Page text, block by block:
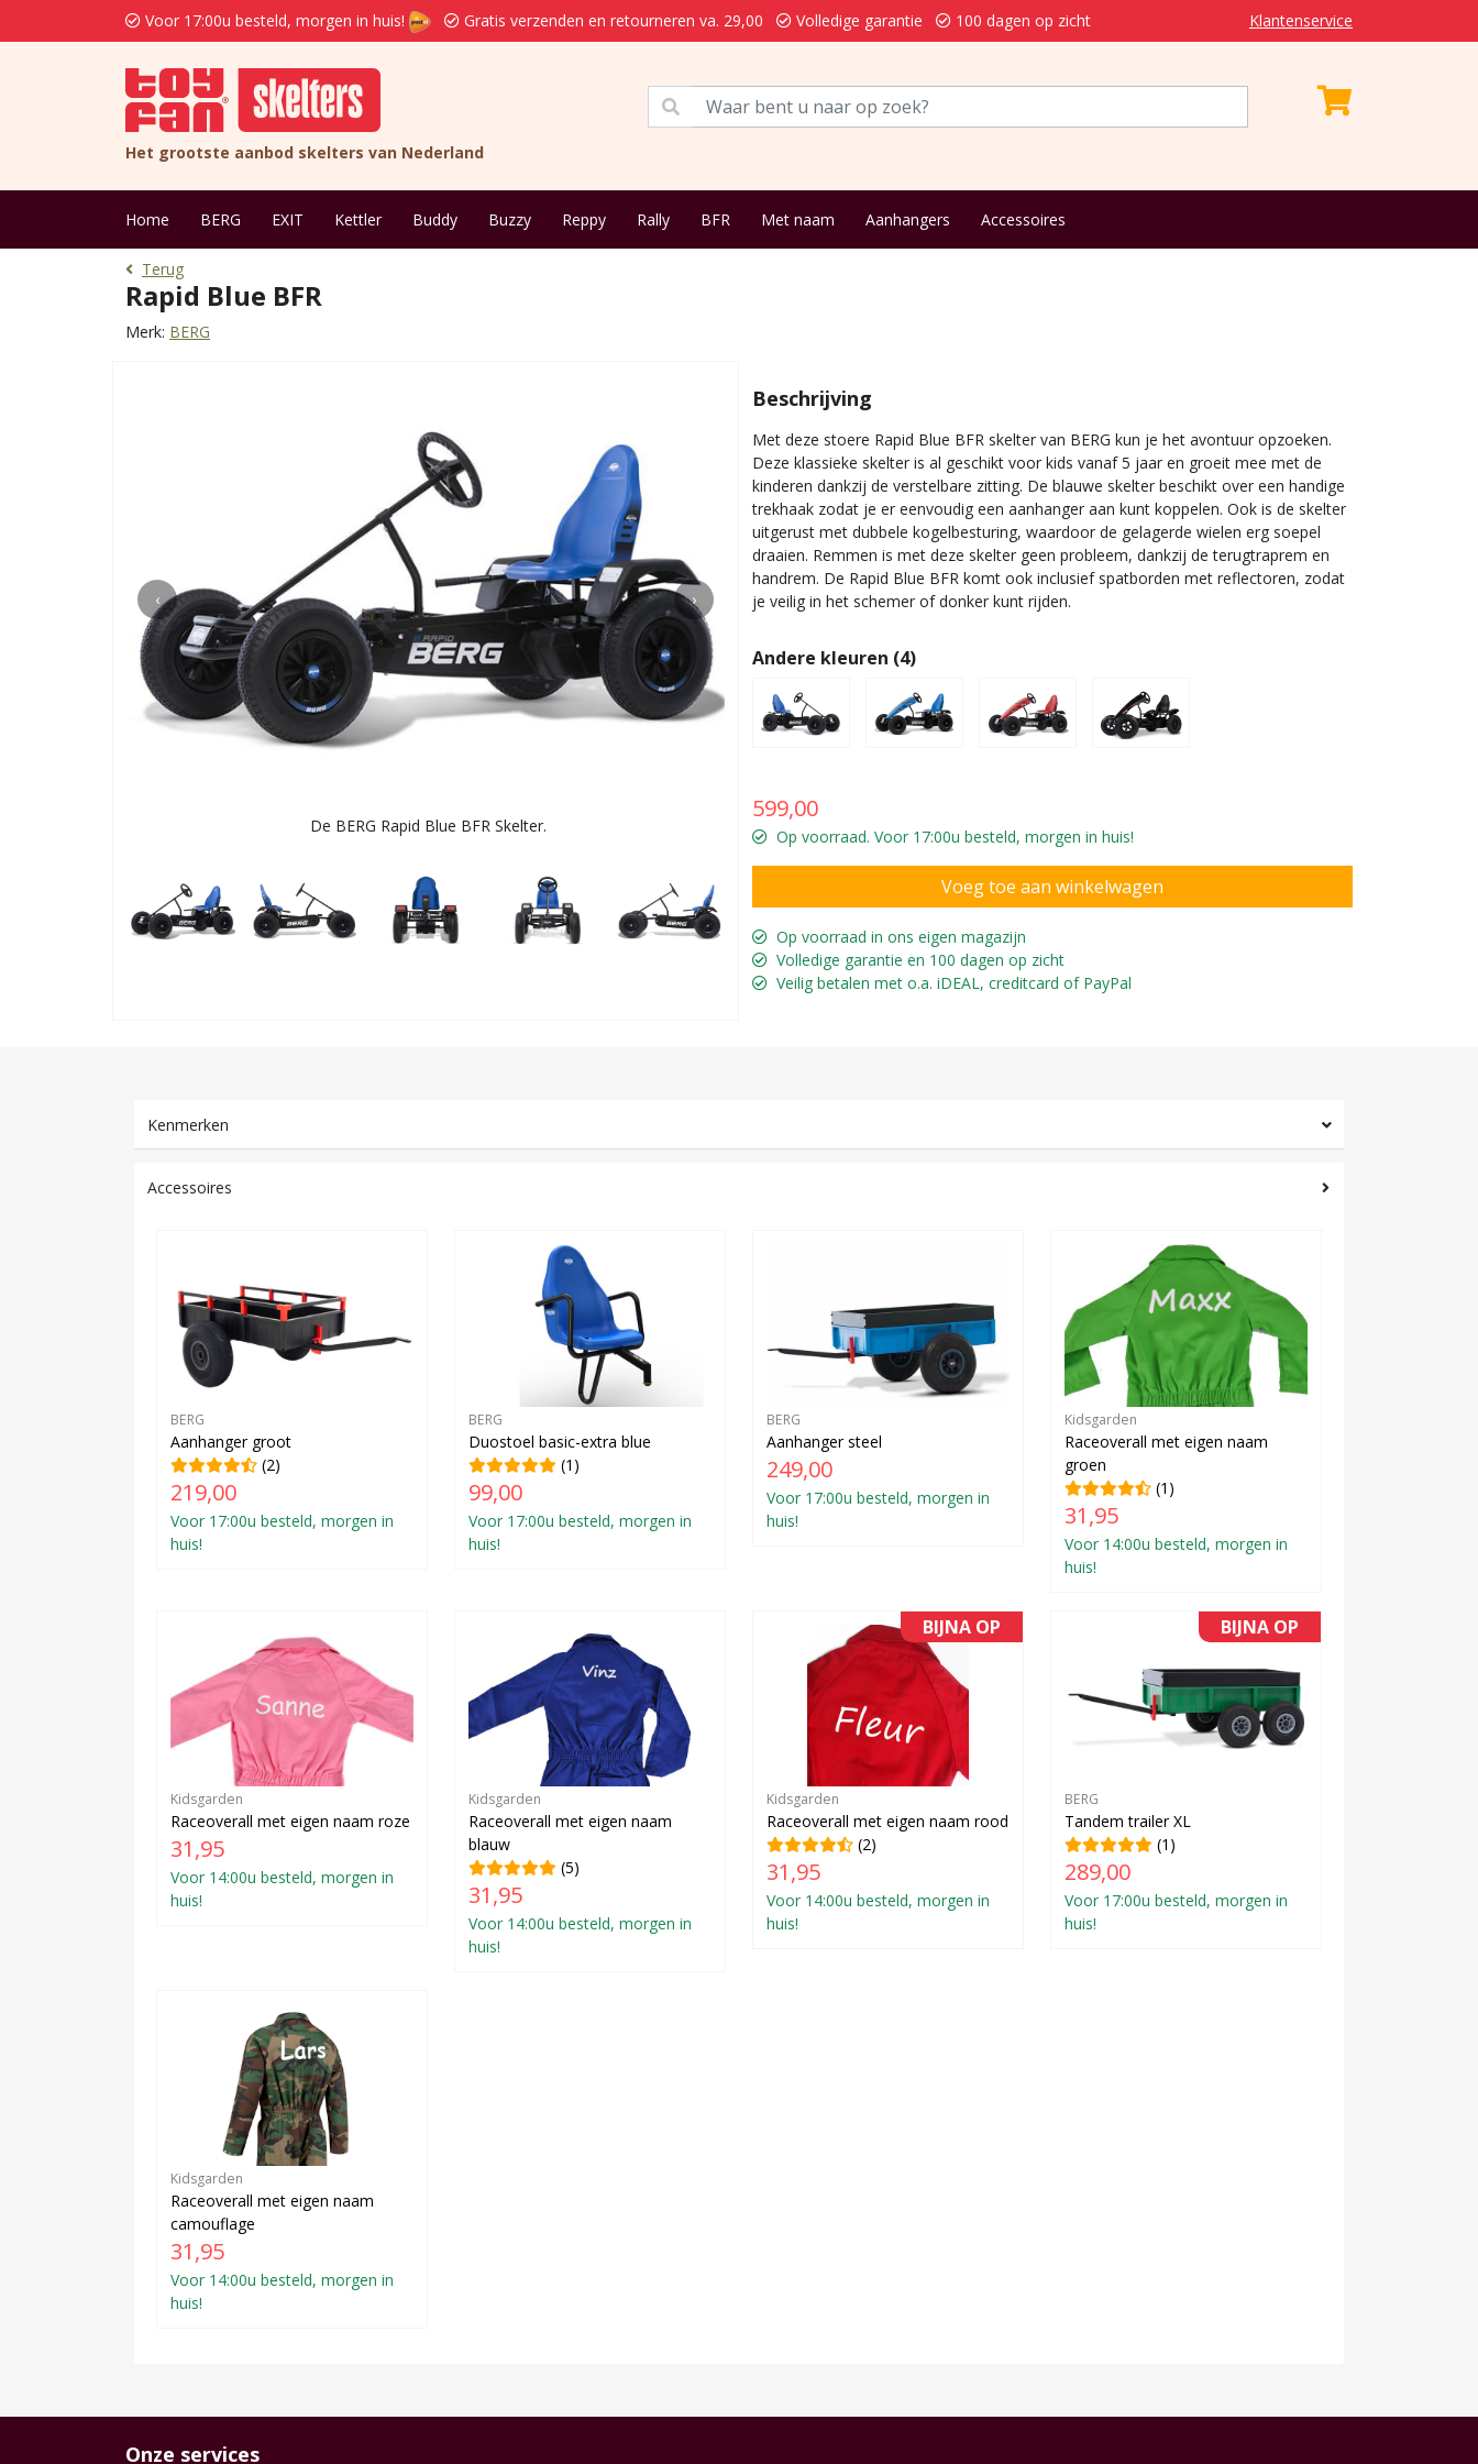
Voor 17:00u besteld, morgen in huis! Gratis verzenden en retourneren va. 29,00 Volledige garantie 100 dagen op zicht Klantenservice
Het grootste aanbod skelters van Nederland
Home BERG EXIT Kettler Buddy Buzzy Reppy Rally BFR Met naam Aanhangers Accessoires
Terug
Rapid Blue BFR
Merk: BERG
‹ ›
De BERG Rapid Blue BFR Skelter. Met gelagerde luchtbanden.
Beschrijving
Met deze stoere Rapid Blue BFR skelter van BERG kun je het avontuur opzoeken.
Deze klassieke skelter is al geschikt voor kids vanaf 5 jaar en groeit mee met de
kinderen dankzij de verstelbare zitting. De blauwe skelter beschikt over een handige
trekhaak zodat je er eenvoudig een aanhanger aan kunt koppelen. Ook is de skelter
uitgerust met dubbele kogelbesturing, waardoor de gelagerde wielen erg soepel
draaien. Remmen is met deze skelter geen probleem, dankzij de terugtraprem en
handrem. De Rapid Blue BFR komt ook inclusief spatborden met reflectoren, zodat
je veilig in het schemer of donker kunt rijden.
Andere kleuren (4)
599,00
Op voorraad. Voor 17:00u besteld, morgen in huis!
Op voorraad in ons eigen magazijn
Volledige garantie en 100 dagen op zicht
Veilig betalen met o.a. iDEAL, creditcard of PayPal
Kenmerken
Accessoires
BERG
Aanhanger groot
(2)
219,00
Voor 17:00u besteld, morgen in
huis!
BERG
Duostoel basic-extra blue
(1)
99,00
Voor 17:00u besteld, morgen in
huis!
BERG
Aanhanger steel
249,00
Voor 17:00u besteld, morgen in
huis!
Kidsgarden
Raceoverall met eigen naam
groen
(1)
31,95
Voor 14:00u besteld, morgen in
huis!
Kidsgarden
Raceoverall met eigen naam roze
31,95
Voor 14:00u besteld, morgen in
huis!
Kidsgarden
Raceoverall met eigen naam
blauw
(5)
31,95
Voor 14:00u besteld, morgen in
huis!
BIJNA OP
Kidsgarden
Raceoverall met eigen naam rood
(2)
31,95
Voor 14:00u besteld, morgen in
huis!
BIJNA OP
BERG
Tandem trailer XL
(1)
289,00
Voor 17:00u besteld, morgen in
huis!
Kidsgarden
Raceoverall met eigen naam
camouflage
31,95
Voor 14:00u besteld, morgen in
huis!
Onze services